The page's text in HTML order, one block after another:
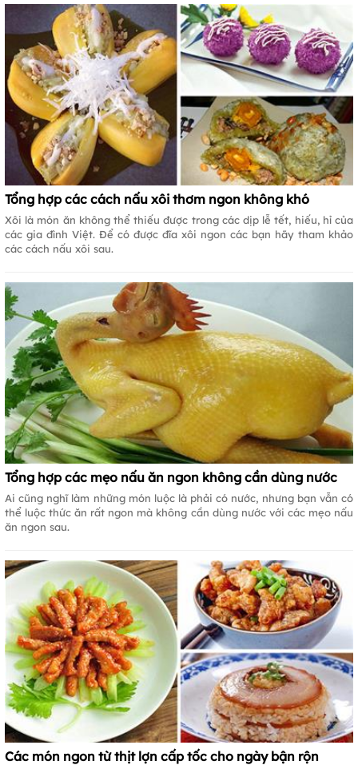
Tổng hợp các cách nấu xôi thơm ngon không khó
Xôi là món ăn không thể thiếu được trong các dịp lễ tết, hiếu, hỉ của
các gia đình Việt. Để có được đĩa xôi ngon các bạn hãy tham khảo
các cách nấu xôi sau.
Tổng hợp các mẹo nấu ăn ngon không cần dùng nước
Ai cũng nghĩ làm những món luộc là phải có nước, nhưng bạn vẫn có
thể luộc thức ăn rất ngon mà không cần dùng nước với các mẹo nấu
ăn ngon sau.
Các món ngon từ thịt lợn cấp tốc cho ngày bận rộn